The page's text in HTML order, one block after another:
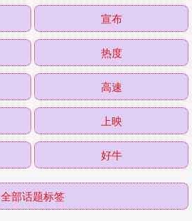
宣布
热度
高速
上映
好牛
全部话题标签